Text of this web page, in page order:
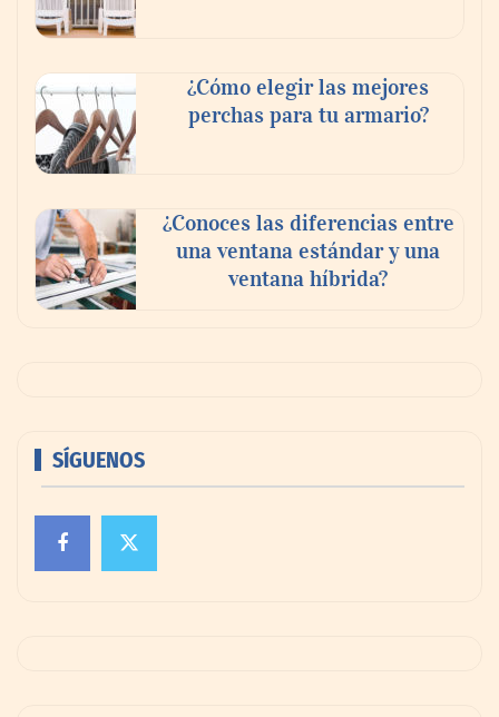
¿Cómo elegir las mejores
perchas para tu armario?
¿Conoces las diferencias entre
una ventana estándar y una
ventana híbrida?
SÍGUENOS